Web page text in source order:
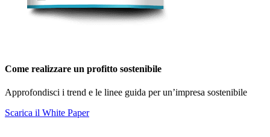
Come realizzare un profitto sostenibile
Approfondisci i trend e le linee guida per un’impresa sostenibile
Scarica il White Paper